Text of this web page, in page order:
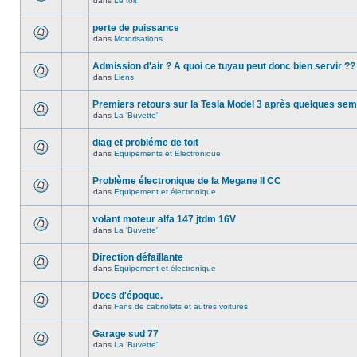
perte de puissance
dans Motorisations
Admission d'air ? A quoi ce tuyau peut donc bien servir ??
dans Liens
Premiers retours sur la Tesla Model 3 après quelques
dans La 'Buvette'
diag et probléme de toit
dans Equipements et Electronique
Problème électronique de la Megane II CC
dans Equipement et électronique
volant moteur alfa 147 jtdm 16V
dans La 'Buvette'
Direction défaillante
dans Equipement et électronique
Docs d'époque.
dans Fans de cabriolets et autres voitures
Garage sud 77
dans La 'Buvette'